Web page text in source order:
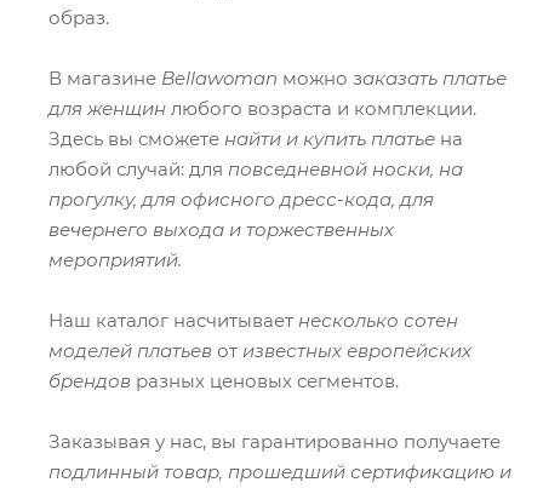
образ.
В магазине Bellawoman можно заказать платье
для женщин любого возраста и комплекции.
Здесь вы сможете найти и купить платье на
любой случай: для повседневной носки, на
прогулку, для офисного дресс-кода, для
вечернего выхода и торжественных
мероприятий.
Наш каталог насчитывает несколько сотен
моделей платьев от известных европейских
брендов разных ценовых сегментов.
Заказывая у нас, вы гарантированно получаете
подлинный товар, прошедший сертификацию и